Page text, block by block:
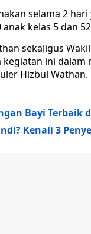
selama 2
kelas 5 dan
sekaligus
ini
Hizbul Wathan.
Bayi Terbaik
Kenali 3